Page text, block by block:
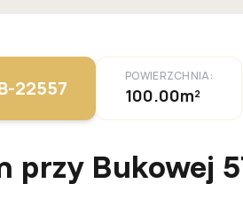
22557
POWIERZCHNIA:
100.00m²
przy Bukowej